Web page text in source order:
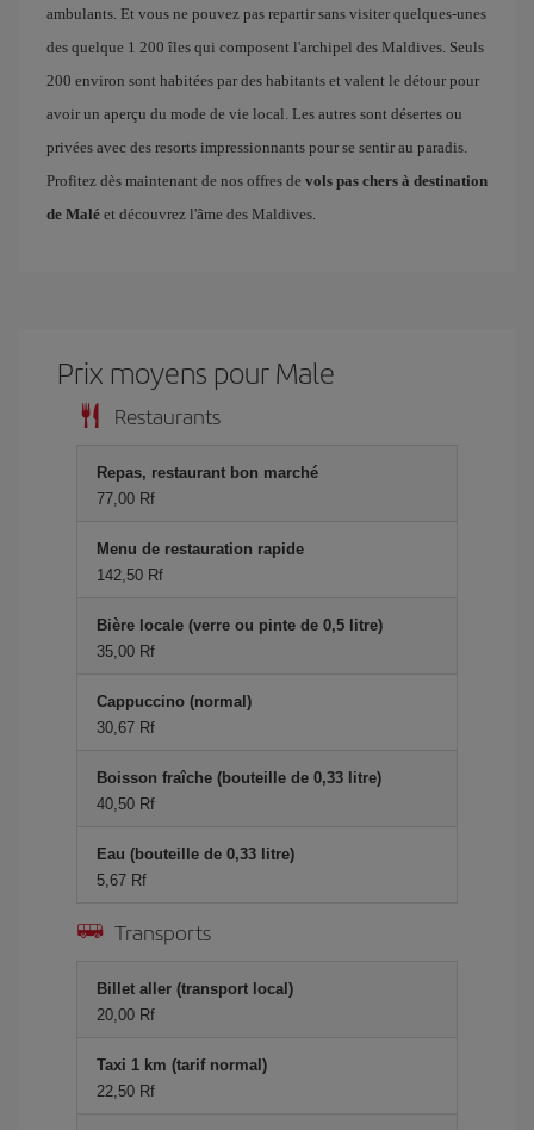
ambulants. Et vous ne pouvez pas repartir sans visiter quelques-unes
des quelque 1 200 îles qui composent l'archipel des Maldives. Seuls
200 environ sont habitées par des habitants et valent le détour pour
avoir un aperçu du mode de vie local. Les autres sont désertes ou
privées avec des resorts impressionnants pour se sentir au paradis.
Profitez dès maintenant de nos offres de vols pas chers à destination
de Malé et découvrez l'âme des Maldives.
Prix ​​moyens pour Male
Restaurants
Repas, restaurant bon marché
77,00 Rf
Menu de restauration rapide
142,50 Rf
Bière locale (verre ou pinte de 0,5 litre)
35,00 Rf
Cappuccino (normal)
30,67 Rf
Boisson fraîche (bouteille de 0,33 litre)
40,50 Rf
Eau (bouteille de 0,33 litre)
5,67 Rf
Transports
Billet aller (transport local)
20,00 Rf
Taxi 1 km (tarif normal)
22,50 Rf